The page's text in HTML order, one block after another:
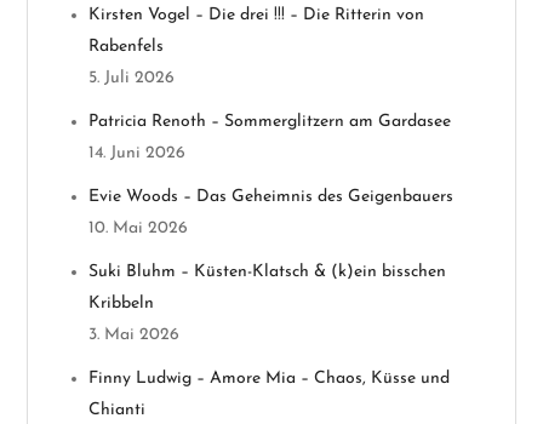
g
Kirsten Vogel – Die drei !!! – Die Ritterin von
Rabenfels
5. Juli 2026
Patricia Renoth – Sommerglitzern am Gardasee
14. Juni 2026
Evie Woods – Das Geheimnis des Geigenbauers
10. Mai 2026
Suki Bluhm – Küsten-Klatsch & (k)ein bisschen
Kribbeln
3. Mai 2026
Finny Ludwig – Amore Mia – Chaos, Küsse und
Chianti